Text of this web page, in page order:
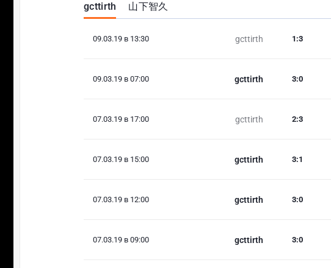
gcttirth 山下智久
09.03.19 в 13:30 gcttirth 1 :3
09.03.19 в 07:00 gcttirth 3:0
07.03.19 в 17:00 gcttirth 2:3
07.03.19 в 15:00 gcttirth 3:1
07.03.19 в 12:00 gcttirth 3:0
07.03.19 в 09:00 gcttirth 3:0